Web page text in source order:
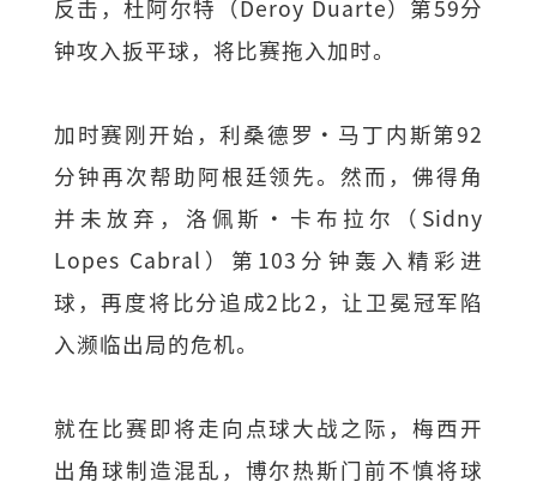
反击，杜阿尔特（Deroy Duarte）第59分
钟攻入扳平球，将比赛拖入加时。
加时赛刚开始，利桑德罗·马丁内斯第92
分钟再次帮助阿根廷领先。然而，佛得角
并未放弃，洛佩斯·卡布拉尔（Sidny
Lopes Cabral）第103分钟轰入精彩进
球，再度将比分追成2比2，让卫冕冠军陷
入濒临出局的危机。
就在比赛即将走向点球大战之际，梅西开
出角球制造混乱，博尔热斯门前不慎将球